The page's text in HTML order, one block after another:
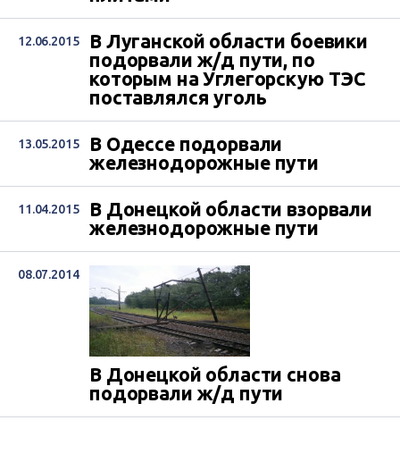
12.06.2015
В Луганской области боевики
подорвали ж/д пути, по
которым на Углегорскую ТЭС
поставлялся уголь
13.05.2015
В Одессе подорвали
железнодорожные пути
11.04.2015
В Донецкой области взорвали
железнодорожные пути
08.07.2014
В Донецкой области снова
подорвали ж/д пути